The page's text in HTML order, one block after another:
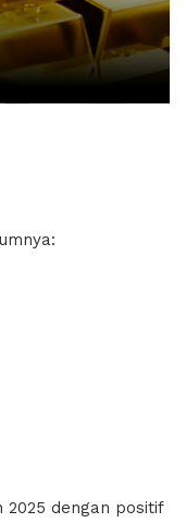
2025 dengan positif